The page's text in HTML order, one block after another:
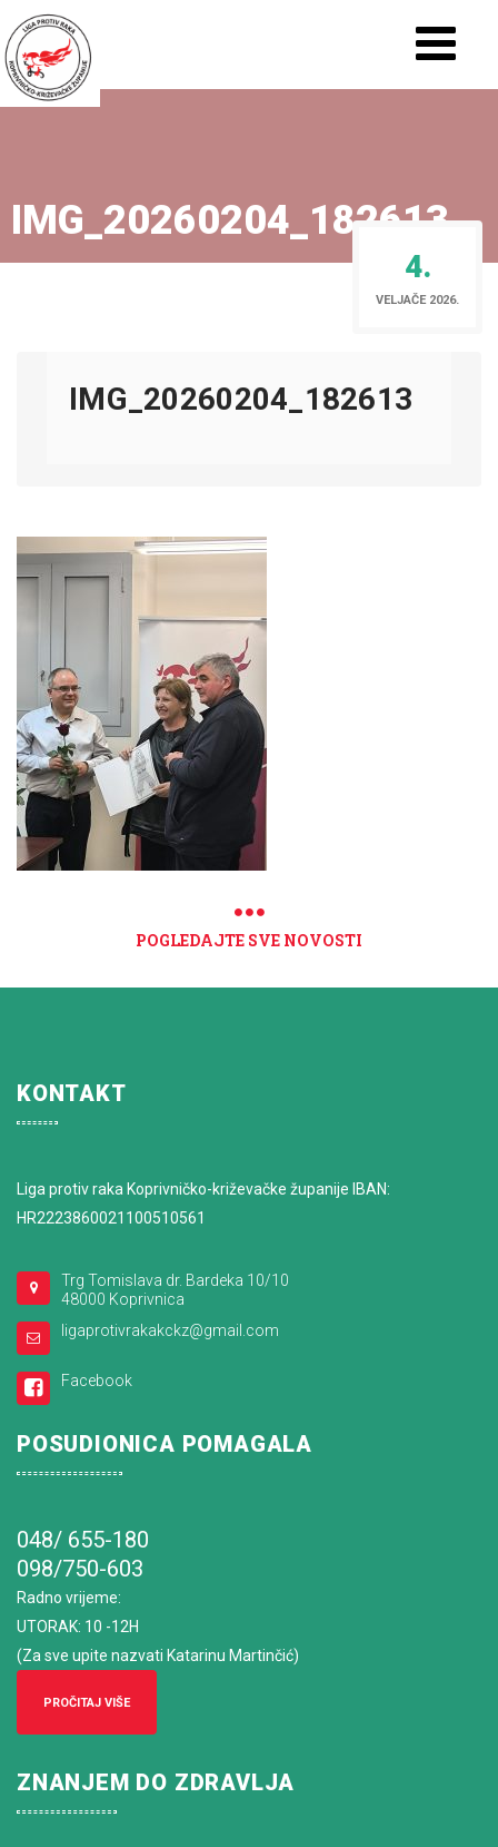
IMG_20260204_182613
4.
VELJAČE 2026.
IMG_20260204_182613
POGLEDAJTE SVE NOVOSTI
KONTAKT
Liga protiv raka Koprivničko-križevačke županije IBAN:
HR2223860021100510561
Trg Tomislava dr. Bardeka 10/10
48000 Koprivnica
ligaprotivrakakckz@gmail.com
Facebook
POSUDIONICA POMAGALA
048/ 655-180
098/750-603
Radno vrijeme:
UTORAK: 10 -12H
(Za sve upite nazvati Katarinu Martinčić)
PROČITAJ VIŠE
ZNANJEM DO ZDRAVLJA